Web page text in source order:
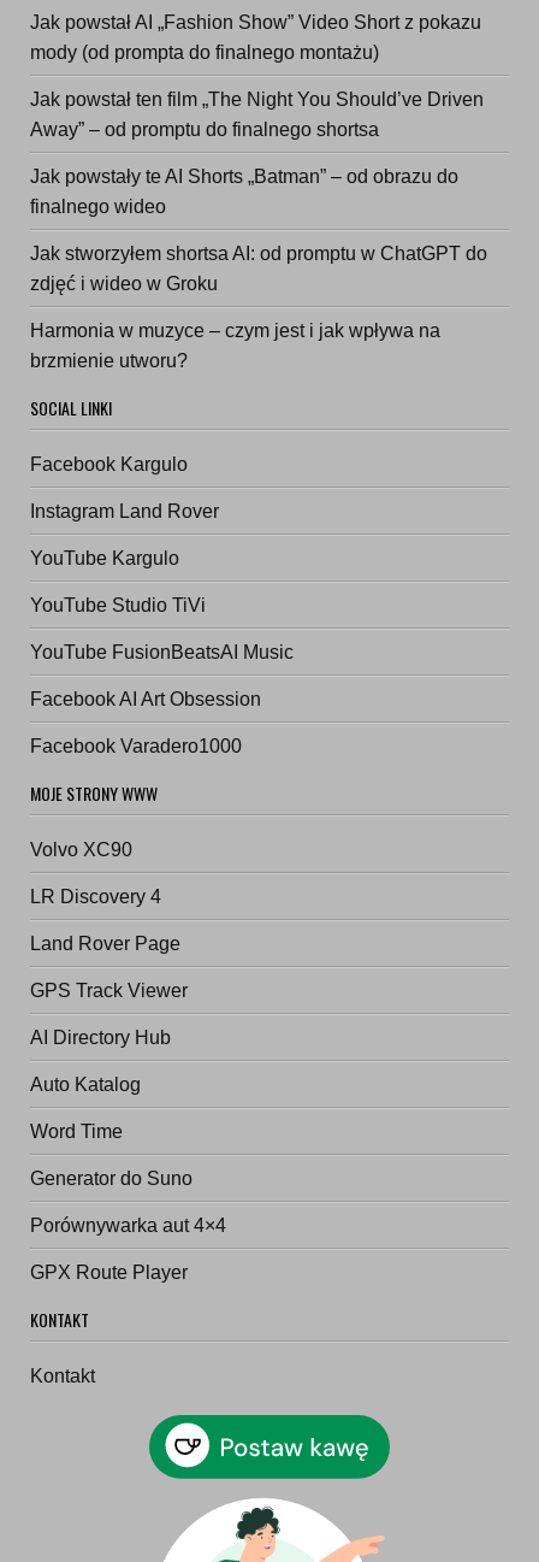
Jak powstał AI „Fashion Show” Video Short z pokazu
mody (od prompta do finalnego montażu)
Jak powstał ten film „The Night You Should’ve Driven
Away” – od promptu do finalnego shortsa
Jak powstały te AI Shorts „Batman” – od obrazu do
finalnego wideo
Jak stworzyłem shortsa AI: od promptu w ChatGPT do
zdjęć i wideo w Groku
Harmonia w muzyce – czym jest i jak wpływa na
brzmienie utworu?
SOCIAL LINKI
Facebook Kargulo
Instagram Land Rover
YouTube Kargulo
YouTube Studio TiVi
YouTube FusionBeatsAI Music
Facebook AI Art Obsession
Facebook Varadero1000
MOJE STRONY WWW
Volvo XC90
LR Discovery 4
Land Rover Page
GPS Track Viewer
AI Directory Hub
Auto Katalog
Word Time
Generator do Suno
Porównywarka aut 4×4
GPX Route Player
KONTAKT
Kontakt